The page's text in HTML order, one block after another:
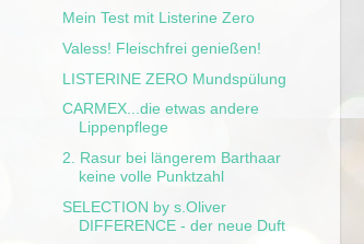
Mein Test mit Listerine Zero
Valess! Fleischfrei genießen!
LISTERINE ZERO Mundspülung
CARMEX...die etwas andere
Lippenpflege
2. Rasur bei längerem Barthaar
keine volle Punktzahl
SELECTION by s.Oliver
DIFFERENCE - der neue Duft